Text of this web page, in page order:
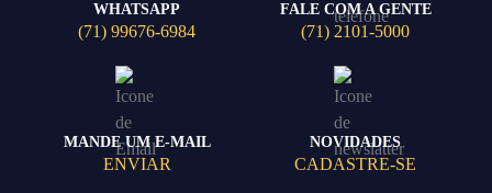
WHATSAPP
(71) 99676-6984
FALE COM A GENTE
(71) 2101-5000
MANDE UM E-MAIL
ENVIAR
NOVIDADES
CADASTRE-SE